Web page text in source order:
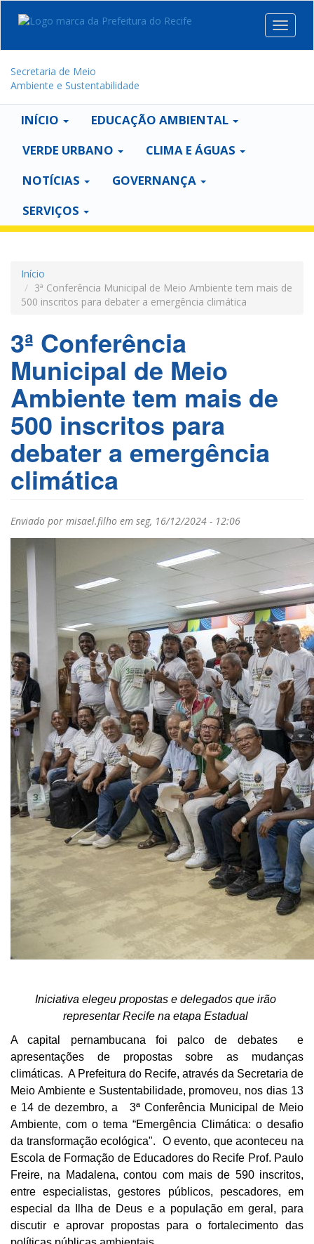
Toggle
Secretaria de Meio
Ambiente e Sustentabilidade
INÍCIO
EDUCAÇÃO AMBIENTAL
VERDE URBANO
CLIMA E ÁGUAS
NOTÍCIAS
GOVERNANÇA
SERVIÇOS
Início
3ª Conferência Municipal de Meio Ambiente tem mais de
500 inscritos para debater a emergência climática
3ª Conferência
Municipal de Meio
Ambiente tem mais de
500 inscritos para
debater a emergência
climática
Enviado por misael.filho em seg, 16/12/2024 - 12:06
Iniciativa elegeu propostas e delegados que irão
representar Recife na etapa Estadual
A capital pernambucana foi palco de debates  e
apresentações de propostas sobre as mudanças
climáticas.  A Prefeitura do Recife, através da Secretaria de
Meio Ambiente e Sustentabilidade, promoveu, nos dias 13
e 14 de dezembro, a   3ª Conferência Municipal de Meio
Ambiente, com o tema “Emergência Climática: o desafio
da transformação ecológica".  O evento, que aconteceu na
Escola de Formação de Educadores do Recife Prof. Paulo
Freire, na Madalena, contou com mais de 590 inscritos,
entre especialistas, gestores públicos, pescadores, em
especial da Ilha de Deus e a população em geral, para
discutir e aprovar propostas para o fortalecimento das